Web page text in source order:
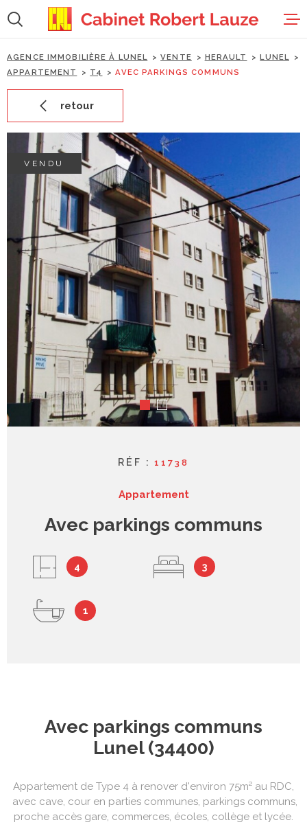
:la
recherche
au
menu
principal
au
contenu
accueil
estimation
gestion
syndic
contact
AGENCE IMMOBILIÈRE À LUNEL VENTE HERAULT
LUNEL
APPARTEMENT
T4 AVEC PARKINGS COMMUNS
retour
VENDU
RÉF :11738
Appartement
Avec parkings communs
4 3
1
Avec parkings communs
Lunel (34400)
Appartement de Type 4 à renover d'environ 75m² au RDC,
avec cave, cour en parties communes, parkings communs,
proche accès gare, commerces, écoles, collège et lycée.